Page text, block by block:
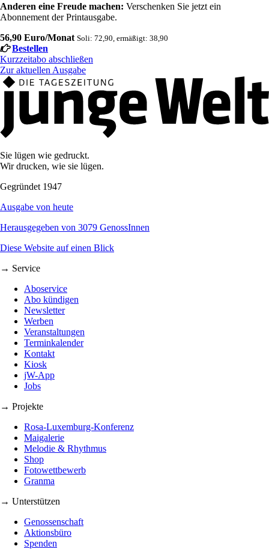
Anderen eine Freude machen: Verschenken Sie jetzt ein
Abonnement der Printausgabe.
56,90 Euro/Monat Soli: 72,90, ermäßigt: 38,90
Bestellen
Kurzzeitabo abschließen
Zur aktuellen Ausgabe
Sie lügen wie gedruckt.
Wir drucken, wie sie lügen.
Gegründet 1947
Ausgabe von heute
Herausgegeben von 3079 GenossInnen
Diese Website auf einen Blick
→ Service
Aboservice
Abo kündigen
Newsletter
Werben
Veranstaltungen
Terminkalender
Kontakt
Kiosk
jW-App
Jobs
→ Projekte
Rosa-Luxemburg-Konferenz
Maigalerie
Melodie & Rhythmus
Shop
Fotowettbewerb
Granma
→ Unterstützen
Genossenschaft
Aktionsbüro
Spenden